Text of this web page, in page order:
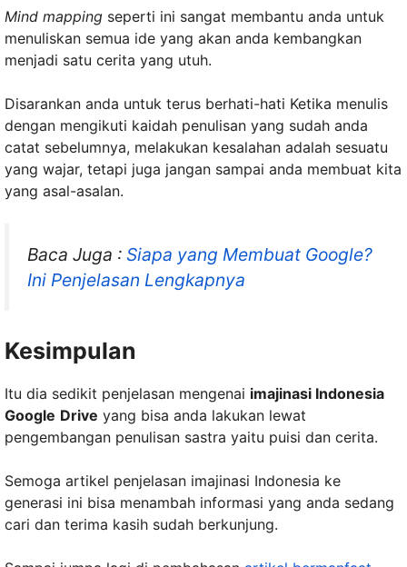
Mind mapping seperti ini sangat membantu anda untuk
menuliskan semua ide yang akan anda kembangkan
menjadi satu cerita yang utuh.
Disarankan anda untuk terus berhati-hati Ketika menulis
dengan mengikuti kaidah penulisan yang sudah anda
catat sebelumnya, melakukan kesalahan adalah sesuatu
yang wajar, tetapi juga jangan sampai anda membuat kita
yang asal-asalan.
Baca Juga : Siapa yang Membuat Google?
Ini Penjelasan Lengkapnya
Kesimpulan
Itu dia sedikit penjelasan mengenai imajinasi Indonesia
Google Drive yang bisa anda lakukan lewat
pengembangan penulisan sastra yaitu puisi dan cerita.
Semoga artikel penjelasan imajinasi Indonesia ke
generasi ini bisa menambah informasi yang anda sedang
cari dan terima kasih sudah berkunjung.